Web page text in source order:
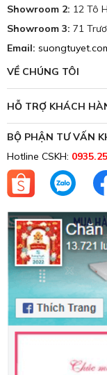
Showroom 2: 12 Tô
Showroom 3: 71
Email:
VỀ CHÚNG TÔI
HỖ TRỢ KHÁCH
BỘ PHẬN TƯ VẤN
Hotline CSKH: